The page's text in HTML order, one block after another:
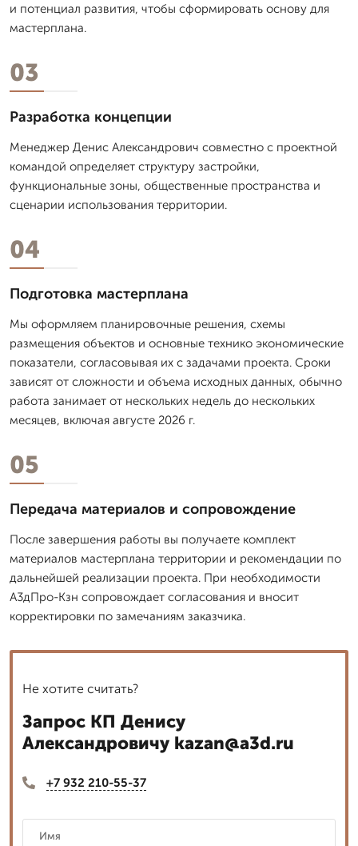
и потенциал развития, чтобы сформировать основу для
мастерплана.
03
Разработка концепции
Менеджер Денис Александрович совместно с проектной
командой определяет структуру застройки,
функциональные зоны, общественные пространства и
сценарии использования территории.
04
Подготовка мастерплана
Мы оформляем планировочные решения, схемы
размещения объектов и основные технико экономические
показатели, согласовывая их с задачами проекта. Сроки
зависят от сложности и объема исходных данных, обычно
работа занимает от нескольких недель до нескольких
месяцев, включая августе 2026 г.
05
Передача материалов и сопровождение
После завершения работы вы получаете комплект
материалов мастерплана территории и рекомендации по
дальнейшей реализации проекта. При необходимости
А3дПро-Кзн сопровождает согласования и вносит
корректировки по замечаниям заказчика.
Не хотите считать?
Запрос КП Денису
Александровичу kazan@a3d.ru
+7 932 210-55-37